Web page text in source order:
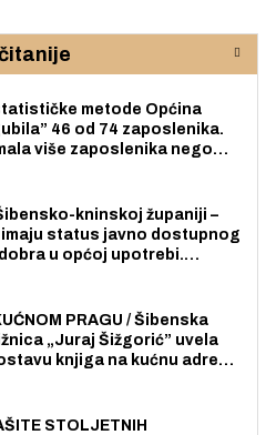
metode Općina
46 od 74 zaposlenika.
više zaposlenika nego
kninskoj županiji –
imaju status javno dostupnog
u općoj upotrebi.
PRAGU / Šibenska
„Juraj Šižgorić” uvela
knjiga na kućnu adresu
STOLJETNIH